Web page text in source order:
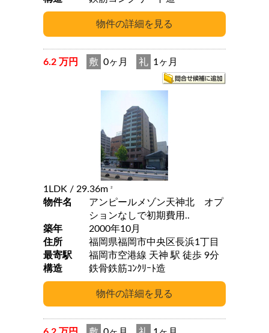
6.2 万円 敷 0ヶ月 礼 1ヶ月
1LDK / 29.36m 2
物件名
アンピールメゾン天神北 オプ
ションなしで初期費用..
築年
2000年10月
住所
福岡県福岡市中央区長浜1丁目
最寄駅
福岡市空港線 天神 駅 徒歩 9分
構造
鉄骨鉄筋ｺﾝｸﾘｰﾄ造